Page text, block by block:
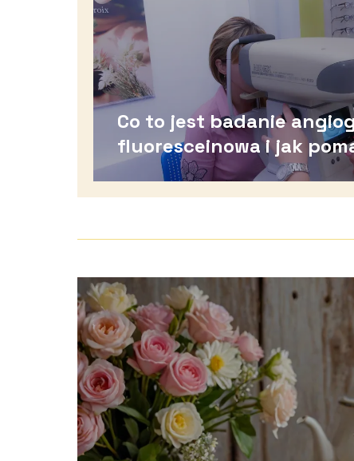
Co to jest badanie
fluoresceinowa i jak
diagnozować choroby